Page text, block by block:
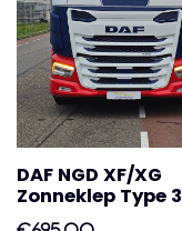
DAF NGD XF/XG
Zonneklep Type 3